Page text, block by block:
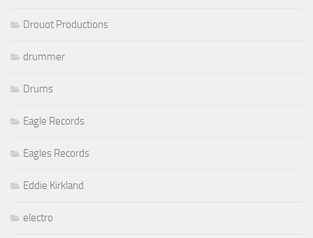
Drouot Productions
drummer
Drums
Eagle Records
Eagles Records
Eddie Kirkland
electro